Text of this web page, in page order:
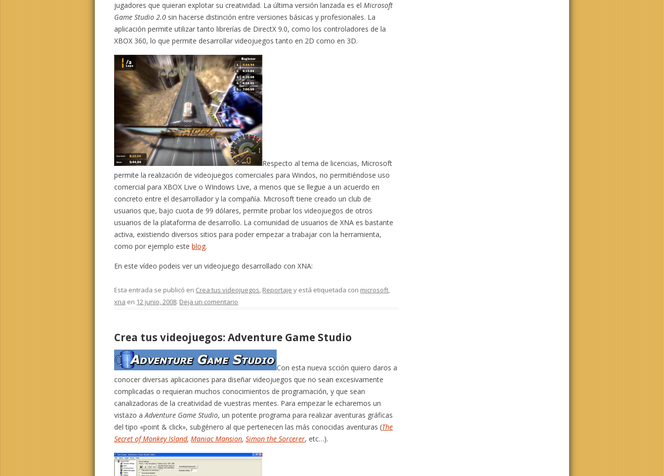
jugadores que quieran explotar su creatividad. La última versión lanzada es elMicrosoft
Game Studio 2.0 sin hacerse distinción entre versiones básicas y profesionales. La
aplicación permite utilizar tanto librerías de DirectX 9.0, como los controladores de la
XBOX 360, lo que permite desarrollar videojuegos tanto en 2D como en 3D.
Respecto al tema de licencias, Microsoft
permite la realización de videojuegos comerciales para Windos, no permitiéndose uso
comercial para XBOX Live o WIndows Live, a menos que se llegue a un acuerdo en
concreto entre el desarrollador y la compañía. Microsoft tiene creado un club de
usuarios que, bajo cuota de 99 dólares, permite probar los videojuegos de otros
usuarios de la plataforma de desarrollo. La comunidad de usuarios de XNA es bastante
activa, existiendo diversos sitios para poder empezar a trabajar con la herramienta,
como por ejemplo esteblog.
En este vídeo podeis ver un videojuego desarrollado con XNA:
Esta entrada se publicó en Crea tus videojuegos, Reportaje y está etiquetada con microsoft,
xna en 12 junio, 2008. Deja un comentario
Crea tus videojuegos: Adventure Game Studio
Con esta nueva scción quiero daros a
conocer diversas aplicaciones para diseñar videojuegos que no sean excesivamente
complicadas o requieran muchos conocimientos de programación, y que sean
canalizadoras de la creatividad de vuestras mentes. Para empezar le echaremos un
vistazo a Adventure Game Studio, un potente programa para realizar aventuras gráficas
del tipo «point & click», subgénero al que pertenecen las más conocidas aventuras (The
Secret of Monkey Island,Maniac Mansion,Simon the Sorcerer, etc…).